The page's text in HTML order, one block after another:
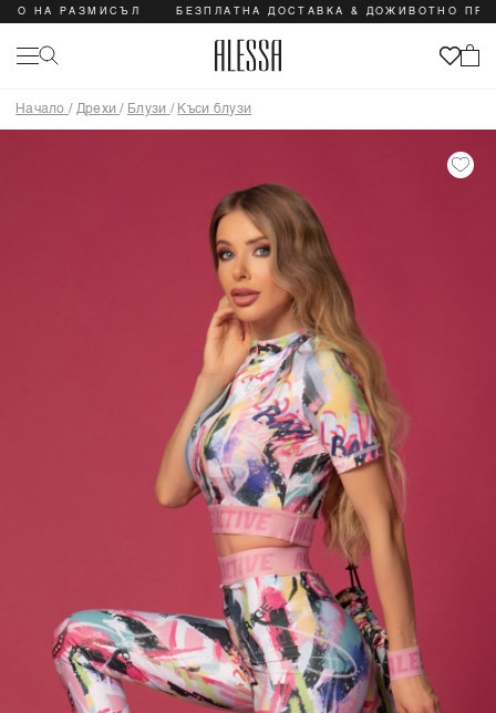
РАЗМИСЪЛ БЕЗПЛАТНА ДОСТАВКА & ДОЖИВОТНО ПРАВО НА
Начало / Дрехи / Блузи / Къси блузи